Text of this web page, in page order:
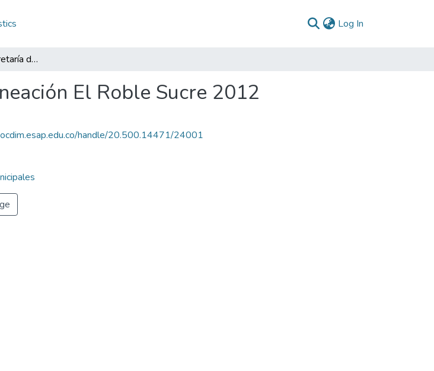
Log In
Plan de acción Secretaría de Planeación El Roble Sucre 2012
El Roble Sucre 2012
handle/20.500.14471/24001